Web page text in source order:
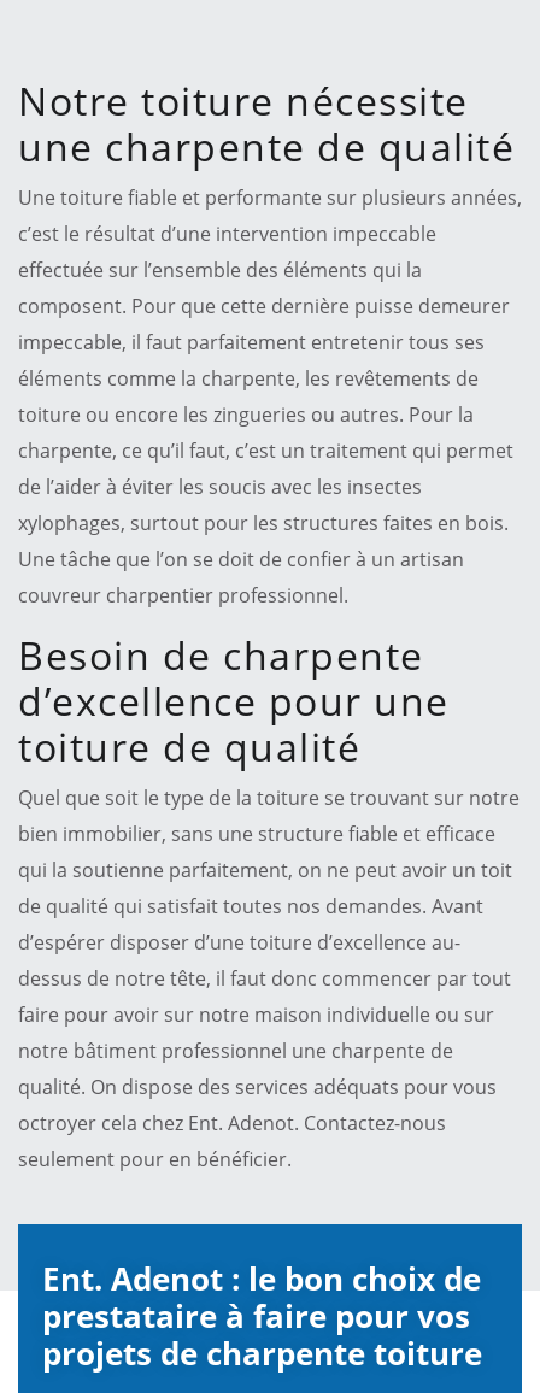
Notre toiture nécessite
une charpente de qualité
Une toiture fiable et performante sur plusieurs années,
c’est le résultat d’une intervention impeccable
effectuée sur l’ensemble des éléments qui la
composent. Pour que cette dernière puisse demeurer
impeccable, il faut parfaitement entretenir tous ses
éléments comme la charpente, les revêtements de
toiture ou encore les zingueries ou autres. Pour la
charpente, ce qu’il faut, c’est un traitement qui permet
de l’aider à éviter les soucis avec les insectes
xylophages, surtout pour les structures faites en bois.
Une tâche que l’on se doit de confier à un artisan
couvreur charpentier professionnel.
Besoin de charpente
d’excellence pour une
toiture de qualité
Quel que soit le type de la toiture se trouvant sur notre
bien immobilier, sans une structure fiable et efficace
qui la soutienne parfaitement, on ne peut avoir un toit
de qualité qui satisfait toutes nos demandes. Avant
d’espérer disposer d’une toiture d’excellence au-
dessus de notre tête, il faut donc commencer par tout
faire pour avoir sur notre maison individuelle ou sur
notre bâtiment professionnel une charpente de
qualité. On dispose des services adéquats pour vous
octroyer cela chez Ent. Adenot. Contactez-nous
seulement pour en bénéficier.
Ent. Adenot : le bon choix de
prestataire à faire pour vos
projets de charpente toiture